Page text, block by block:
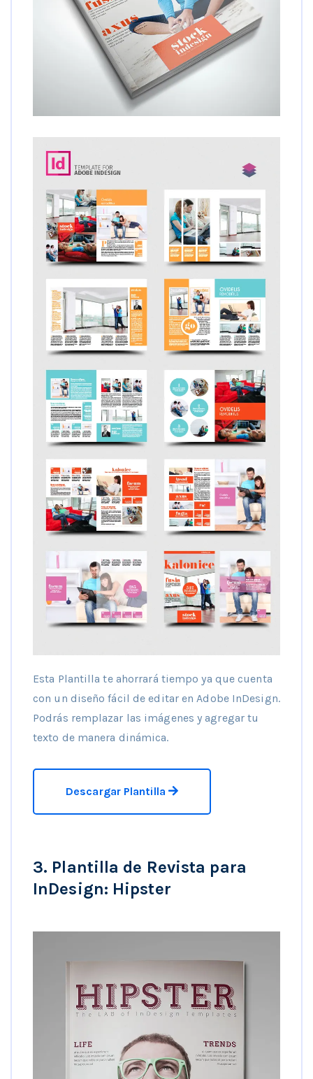
Esta Plantilla te ahorrará tiempo ya que cuenta
con un diseño fácil de editar en Adobe InDesign.
Podrás remplazar las imágenes y agregar tu
texto de manera dinámica.
Descargar Plantilla
3. Plantilla de Revista para
InDesign: Hipster